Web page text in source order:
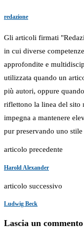
redazione
Gli articoli firmati
in cui diverse
approfondite e
utilizzata quando un
più autori, oppure
riflettono la linea del sito
impegna a mantenere
pur preservando uno
articolo precedente
Harold Alexander
articolo successivo
Ludwig Beck
Lascia un commento